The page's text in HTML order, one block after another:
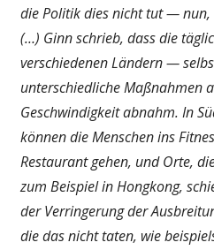
die Politik dies nicht tut — nun,
(…) Ginn schrieb, dass die
verschiedenen Ländern —
unterschiedliche Maßnahmen
Geschwindigkeit abnahm. In
können die Menschen ins
Restaurant gehen, und Orte,
zum Beispiel in Hongkong,
der Verringerung der
die das nicht taten, wie